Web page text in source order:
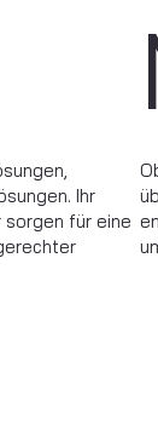
Ihr
für eine